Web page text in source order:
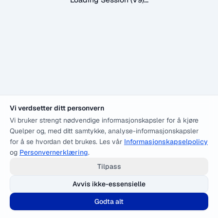
Vi verdsetter ditt personvern
Vi bruker strengt nødvendige informasjonskapsler for å kjøre
Quelper og, med ditt samtykke, analyse-informasjonskapsler
for å se hvordan det brukes. Les vår Informasjonskapselpolicy
og Personvernerklæring.
Tilpass
Avvis ikke-essensielle
Godta alt